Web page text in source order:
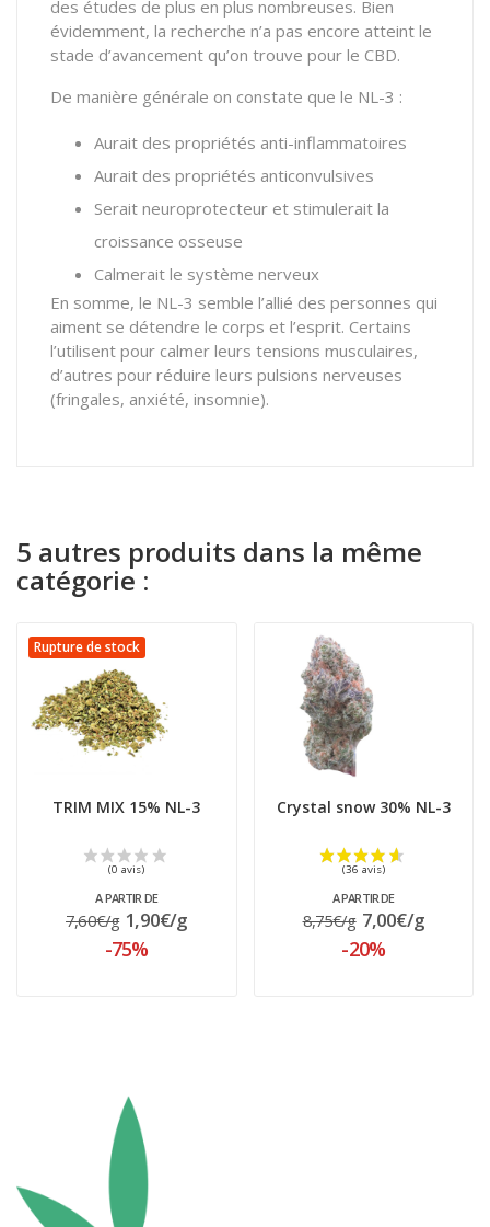
des études de plus en plus nombreuses. Bien
évidemment, la recherche n’a pas encore atteint le
stade d’avancement qu’on trouve pour le CBD.
De manière générale on constate que le NL-3 :
Aurait des propriétés anti-inflammatoires
Aurait des propriétés anticonvulsives
Serait neuroprotecteur et stimulerait la
croissance osseuse
Calmerait le système nerveux
En somme, le NL-3 semble l’allié des personnes qui
aiment se détendre le corps et l’esprit. Certains
l’utilisent pour calmer leurs tensions musculaires,
d’autres pour réduire leurs pulsions nerveuses
(fringales, anxiété, insomnie).
5 autres produits dans la même
catégorie :
Rupture de stock
TRIM MIX 15% NL-3
A PARTIR DE
7,60€/g 1,90€/g
-75%
Crystal snow 30% NL-3
A PARTIR DE
8,75€/g 7,00€/g
-20%